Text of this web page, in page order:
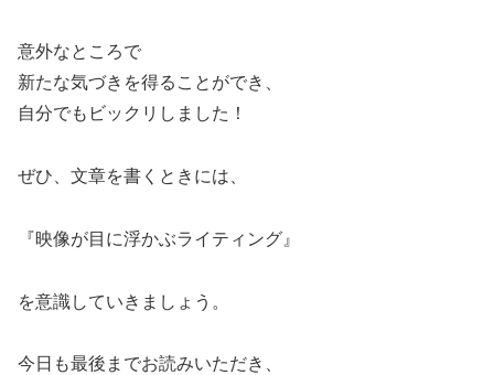
意外なところで
新たな気づきを得ることができ、
自分でもビックリしました！
ぜひ、文章を書くときには、
『映像が目に浮かぶライティング』
を意識していきましょう。
今日も最後までお読みいただき、